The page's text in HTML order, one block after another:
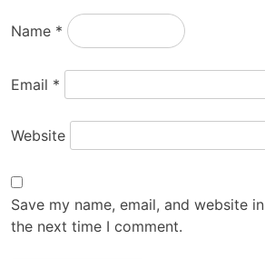
Name *
Email *
Website
Save my name, email, and website
the next time I comment.